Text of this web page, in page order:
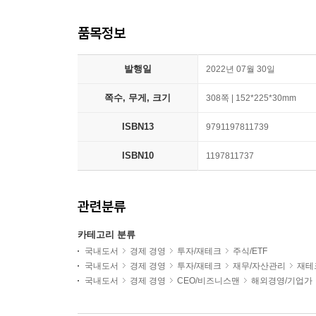
품목정보
발행일 2022년 07월 30일
쪽수, 무게, 크기 308쪽 | 152*225*30mm
ISBN13 9791197811739
ISBN10 1197811737
관련분류
카테고리 분류
국내도서 경제 경영 투자/재테크
주식/ETF
국내도서
경제 경영 투자/재테크 재무/자산관리
재테
국내도서
경제 경영 CEO/비즈니스맨 해외경영/기업가